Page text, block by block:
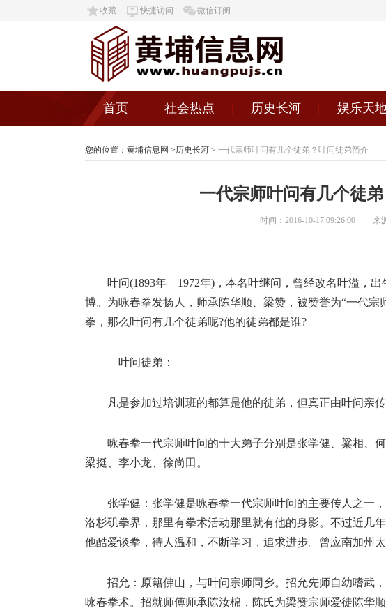
收藏 快捷访问 微信订阅
首页 社会热点 历史长河 娱乐天
您的位置： 黄埔信息网 >历史长河 > 一代宗师叶问有几个徒弟？叶问徒弟简介
一代宗师叶问有几个徒
时间：2016-10-17 09:26:00 来
叶问(1893年—1972年)，本名叶继问，曾经改名叶溢，
博。为咏春拳发扬人，师承陈华顺、梁赞，被赞誉为“一代宗
拳，那么叶问有几个徒弟呢?他的徒弟都是谁?
叶问徒弟：
凡是参加过培训班的都算是他的徒弟，但真正由叶问亲
咏春拳一代宗师叶问的十大弟子分别是张学健、粱相、
梁挺、李小龙、徐尚田。
张学健：张学健是咏春拳一代宗师叶问的主要传人之一
洛杉矶拳界，那里有拳术活动那里就有他的身影。不过近几
他酷爱谈拳，待人温和，不断学习，追求进步。曾应南加州
招允：原籍佛山，与叶问宗师同乡。招允先师自幼嗜武
咏春拳术。招就师傅师承陈汝棉，陈氏为梁赞宗师爱徒陈华